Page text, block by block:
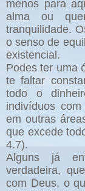
menos para
alma ou
tranquilidade.
o senso de
existencial.
Podes ter uma
te faltar
todo o
indivíduos
em outras
que excede
4.7).
Alguns já
verdadeira,
com Deus, o